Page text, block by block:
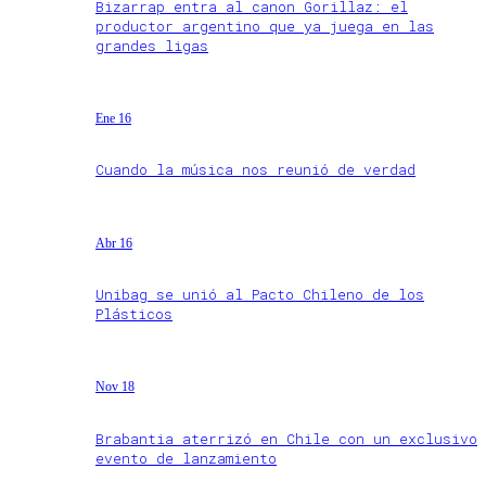
Bizarrap entra al canon Gorillaz: el
productor argentino que ya juega en las
grandes ligas
Ene 16
Cuando la música nos reunió de verdad
Abr 16
Unibag se unió al Pacto Chileno de los
Plásticos
Nov 18
Brabantia aterrizó en Chile con un exclusivo
evento de lanzamiento